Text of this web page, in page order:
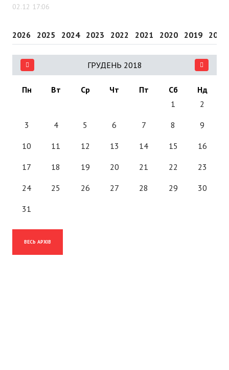
02.12 17:06
2026 2025 2024 2023 2022 2021 2020 2019 2018
ГРУДЕНЬ 2018
Пн Вт Ср Чт Пт Сб
Нд
1
2
3 4 5 6 7 8 9
10 11 12 13 14 15 16
17 18 19 20 21 22 23
24 25 26 27 28 29 30
31
ВЕСЬ АРХІВ